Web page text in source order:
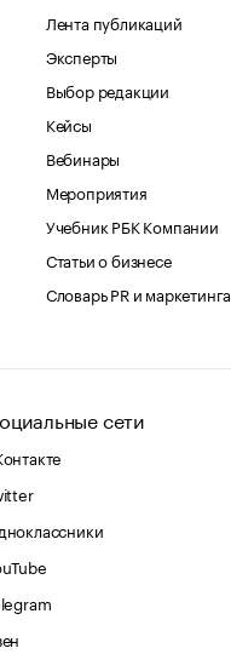
Лента публикаций
Эксперты
Выбор редакции
Кейсы
Вебинары
Мероприятия
Учебник РБК Компании
Статьи о бизнесе
Словарь PR и маркетинга
сети